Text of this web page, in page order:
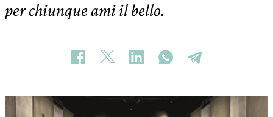
per chiunque ami il bello.